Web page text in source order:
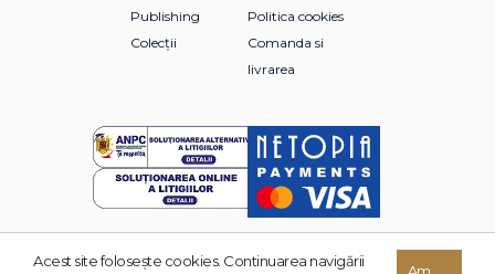
Publishing
Colecții
Politica cookies
Comanda si
livrarea
© 2026 Grupul Editorial TREI. Toate drepturile rezervate.
Acest site foloseşte cookies. Continuarea navigării